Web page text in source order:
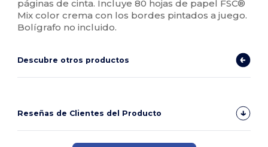
páginas de cinta. Incluye 80 hojas de papel FSC®
Mix color crema con los bordes pintados a juego.
Bolígrafo no incluido.
Descubre otros productos
Reseñas de Clientes del Producto